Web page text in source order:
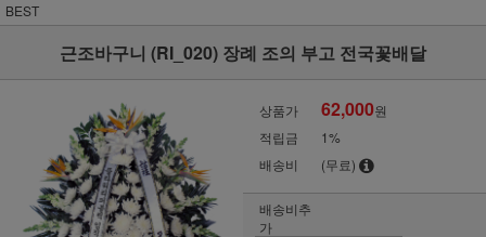
BEST
근조바구니 (RI_020) 장례 조의 부고 전국꽃배달
상품가 62,000원
적립금
1%
배송비
(무료)
배송비추
가